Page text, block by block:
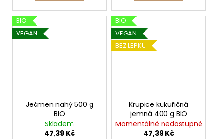
BIO
VEGAN
Ječmen nahý 500 g
BIO
Skladem
47,39 Kč
BIO
VEGAN
BEZ LEPKU
Krupice kukuřičná
jemná 400 g BIO
Momentálně nedostupné
47,39 Kč